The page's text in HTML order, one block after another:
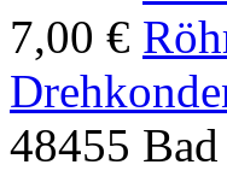
7,00 €
48455